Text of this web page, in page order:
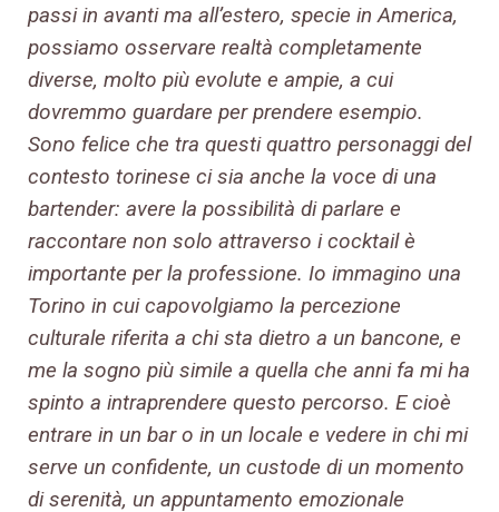
passi in avanti ma all’estero, specie in America,
possiamo osservare realtà completamente
diverse, molto più evolute e ampie, a cui
dovremmo guardare per prendere esempio.
Sono felice che tra questi quattro personaggi del
contesto torinese ci sia anche la voce di una
bartender: avere la possibilità di parlare e
raccontare non solo attraverso i cocktail è
importante per la professione. Io immagino una
Torino in cui capovolgiamo la percezione
culturale riferita a chi sta dietro a un bancone, e
me la sogno più simile a quella che anni fa mi ha
spinto a intraprendere questo percorso. E cioè
entrare in un bar o in un locale e vedere in chi mi
serve un confidente, un custode di un momento
di serenità, un appuntamento emozionale